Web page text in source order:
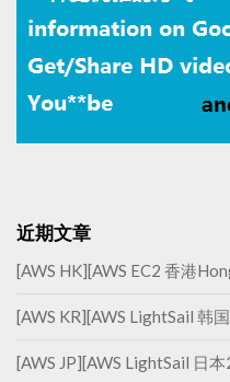
近期文章
[AWS HK][AWS EC2 香港
[AWS KR][AWS LightSail 韩
[AWS JP][AWS LightSail 日